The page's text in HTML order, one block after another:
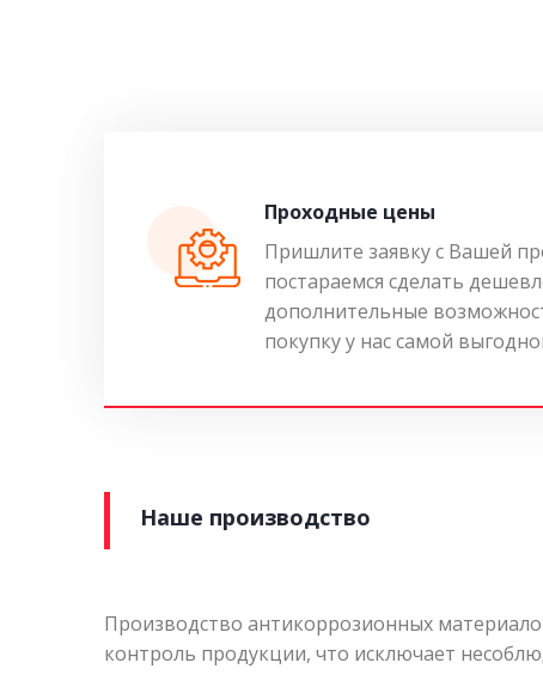
Проходные цены
Пришлите заявку с Вашей
постараемся сделать
дополнительные
покупку у нас самой
Наше производство
Производство антикоррозионных
контроль продукции, что исключает